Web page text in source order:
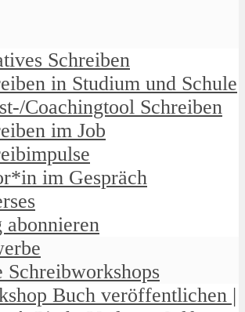
Schreiben
in Studium und Schule
Coachingtool Schreiben
im Job
im Gespräch
abonnieren
Schreibworkshops
Buch veröffentlichen |